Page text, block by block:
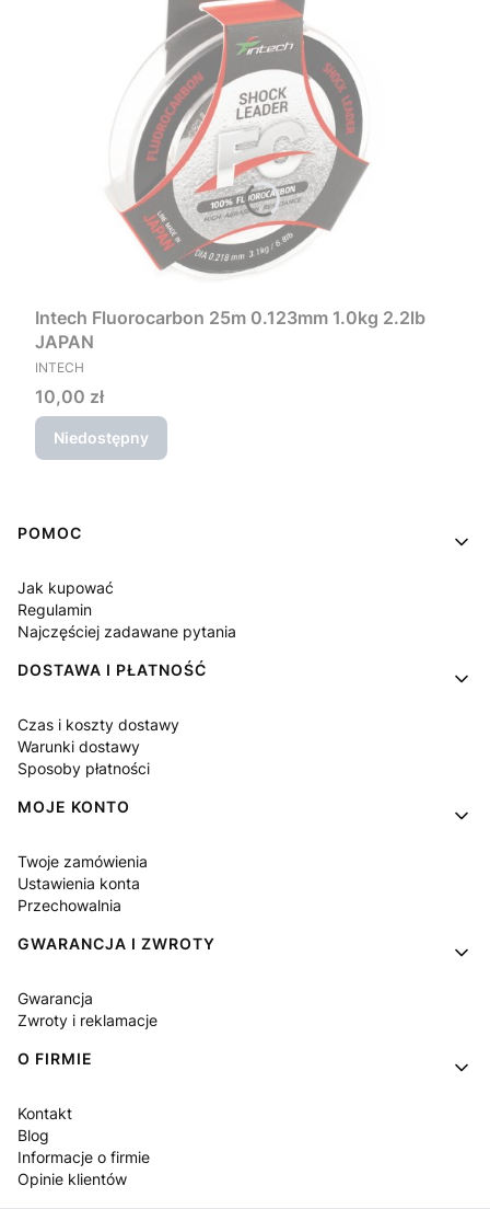
Intech Fluorocarbon 25m 0.123mm 1.0kg 2.2lb
JAPAN
PRODUCENT
INTECH
Cena
10,00 zł
Niedostępny
Linki w stopce
POMOC
Jak kupować
Regulamin
Najczęściej zadawane pytania
DOSTAWA I PŁATNOŚĆ
Czas i koszty dostawy
Warunki dostawy
Sposoby płatności
MOJE KONTO
Twoje zamówienia
Ustawienia konta
Przechowalnia
GWARANCJA I ZWROTY
Gwarancja
Zwroty i reklamacje
O FIRMIE
Kontakt
Blog
Informacje o firmie
Opinie klientów